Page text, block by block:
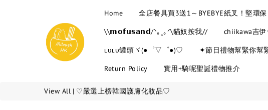
Home 全店餐具買3送1～BYEBYE紙叉！堅環保
\\𝗺𝗼𝗳𝘂𝘀𝗮𝗻𝗱/ᐠ｡ꞈ｡ᐟ\貓奴按我// chiikawa吉伊
ʟᴜʟᴜ罐頭ヾ(●゜▽゜●)♡ ✦節日禮物幫緊你幫
Return Policy 實用+騎呢聖誕禮物推介
View All | ♡嚴選上榜韓國護膚化妝品♡